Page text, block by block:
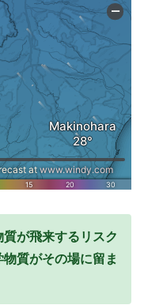
が飛来するリスク
質がその場に留ま